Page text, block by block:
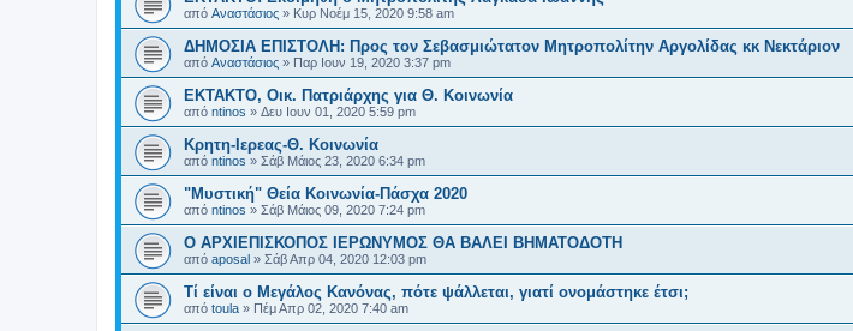
από Αναστάσιος » Κυρ Νοέμ 15, 2020 9:58 am
ΔΗΜΟΣΙΑ ΕΠΙΣΤΟΛΗ: Προς τον Σεβασμιώτατον Μητροπολίτην Αργολίδας κκ Νεκτάριον
από Αναστάσιος » Παρ Ιουν 19, 2020 3:37 pm
ΕΚΤΑΚΤΟ, Οικ. Πατριάρχης για Θ. Κοινωνία
από ntinos » Δευ Ιουν 01, 2020 5:59 pm
Κρητη-Ιερεας-Θ. Κοινωνία
από ntinos » Σάβ Μάιος 23, 2020 6:34 pm
"Μυστική" Θεία Κοινωνία-Πάσχα 2020
από ntinos » Σάβ Μάιος 09, 2020 7:24 pm
Ο ΑΡΧΙΕΠΙΣΚΟΠΟΣ ΙΕΡΩΝΥΜΟΣ ΘΑ ΒΑΛΕΙ ΒΗΜΑΤΟΔΟΤΗ
από aposal » Σάβ Απρ 04, 2020 12:03 pm
Τί είναι ο Μεγάλος Κανόνας, πότε ψάλλεται, γιατί ονομάστηκε έτσι;
από toula » Πέμ Απρ 02, 2020 7:40 am